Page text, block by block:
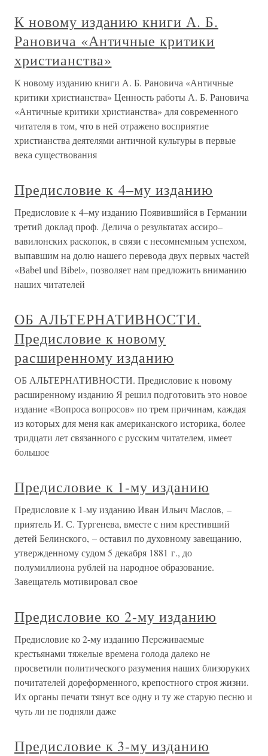
К новому изданию книги А. Б.
Рановича «Античные критики
христианства»
К новому изданию книги А. Б. Рановича «Античные
критики христианства» Ценность работы А. Б. Рановича
«Античные критики христианства» для современного
читателя в том, что в ней отражено восприятие
христианства деятелями античной культуры в первые
века существования
Предисловие к 4–му изданию
Предисловие к 4–му изданию Появившийся в Германии
третий доклад проф. Делича о результатах ассиро–
вавилонских раскопок, в связи с несомнемным успехом,
выпавшим на долю нашего перевода двух первых частей
«Ваbеl und Вibеl», позволяет нам предложить вниманию
наших читателей
ОБ АЛЬТЕРНАТИВНОСТИ.
Предисловие к новому
расширенному изданию
ОБ АЛЬТЕРНАТИВНОСТИ. Предисловие к новому
расширенному изданию Я решил подготовить это новое
издание «Вопроса вопросов» по трем причинам, каждая
из которых для меня как американского историка, более
тридцати лет связанного с русским читателем, имеет
большое
Предисловие к 1-му изданию
Предисловие к 1-му изданию Иван Ильич Маслов, –
приятель И. С. Тургенева, вместе с ним крестивший
детей Белинского, – оставил по духовному завещанию,
утвержденному судом 5 декабря 1881 г., до
полумиллиона рублей на народное образование.
Завещатель мотивировал свое
Предисловие ко 2-му изданию
Предисловие ко 2-му изданию Переживаемые
крестьянами тяжелые времена голода далеко не
просветили политического разумения наших близоруких
почитателей дореформенного, крепостного строя жизни.
Их органы печати тянут все одну и ту же старую песню и
чуть ли не подняли даже
Предисловие к 3-му изданию